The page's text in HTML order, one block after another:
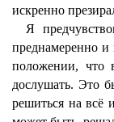
искренно
Я
преднамеренно и
положении, что
дослушать. Это
решиться на всё